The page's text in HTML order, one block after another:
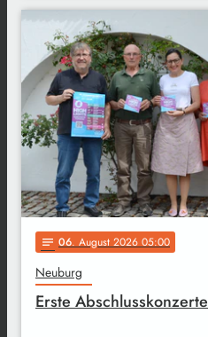
notes 06. August 2026 05:00
Neuburg
Erste Abschlusskonzerte